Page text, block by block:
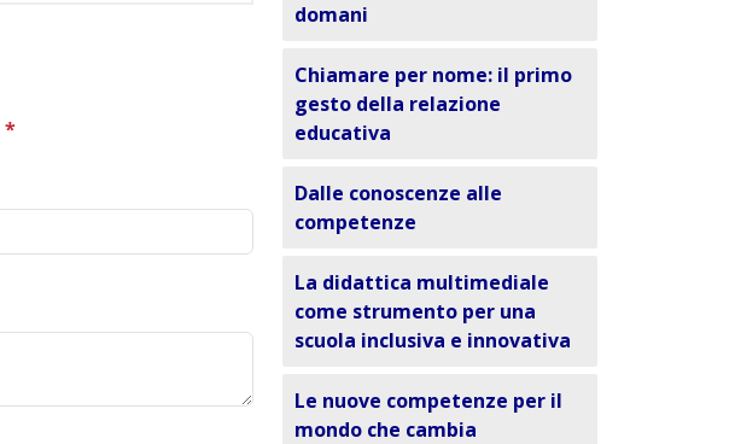
*
domani
Chiamare per nome: il primo
gesto della relazione
educativa
Dalle conoscenze alle
competenze
La didattica multimediale
come strumento per una
scuola inclusiva e innovativa
Le nuove competenze per il
mondo che cambia